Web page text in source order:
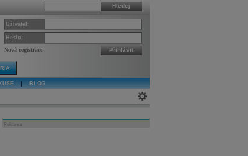
Hledej
Uživatel:
Heslo:
Nová registrace Přihlásit
BLOG
Reklama